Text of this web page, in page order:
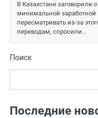
В Казахстане
минимальной
пересматривать из-за
переводам, спросили…
Поиск
Последние